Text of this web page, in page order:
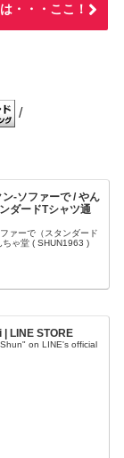
・・・ここ！
/
-ソファーで / やん
ダードTシャツ通
ァーで（スタンダード
ちゃ堂 ( SHUN1963 )
LINE STORE
on LINE's official